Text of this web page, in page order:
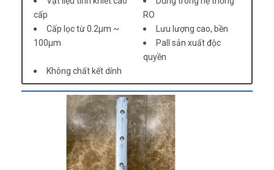
cấp
RO
Cấp lọc từ 0.2µm ~
100µm
Lưu lượng cao, bền
Pall sản xuất độc
quyền
Không chất kết dính